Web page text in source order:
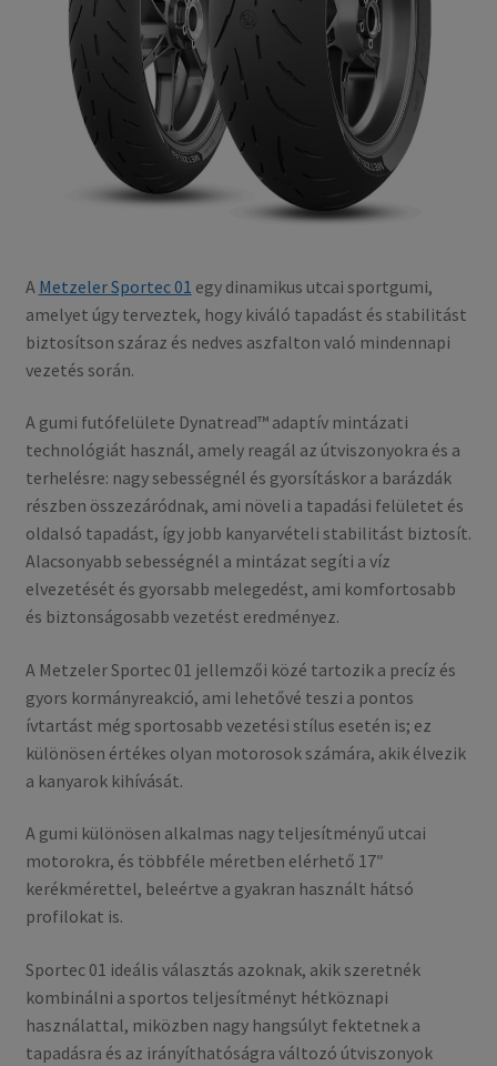
A Metzeler Sportec 01 egy dinamikus utcai sportgumi,
amelyet úgy terveztek, hogy kiváló tapadást és stabilitást
biztosítson száraz és nedves aszfalton való mindennapi
vezetés során.
A gumi futófelülete Dynatread™ adaptív mintázati
technológiát használ, amely reagál az útviszonyokra és a
terhelésre: nagy sebességnél és gyorsításkor a barázdák
részben összezáródnak, ami növeli a tapadási felületet és
oldalsó tapadást, így jobb kanyarvételi stabilitást biztosít.
Alacsonyabb sebességnél a mintázat segíti a víz
elvezetését és gyorsabb melegedést, ami komfortosabb
és biztonságosabb vezetést eredményez.
A Metzeler Sportec 01 jellemzői közé tartozik a precíz és
gyors kormányreakció, ami lehetővé teszi a pontos
ívtartást még sportosabb vezetési stílus esetén is; ez
különösen értékes olyan motorosok számára, akik élvezik
a kanyarok kihívását.
A gumi különösen alkalmas nagy teljesítményű utcai
motorokra, és többféle méretben elérhető 17″
kerékmérettel, beleértve a gyakran használt hátsó
profilokat is.
Sportec 01 ideális választás azoknak, akik szeretnék
kombinálni a sportos teljesítményt hétköznapi
használattal, miközben nagy hangsúlyt fektetnek a
tapadásra és az irányíthatóságra változó útviszonyok